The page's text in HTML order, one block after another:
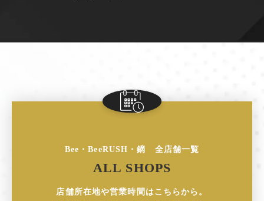
Bee・BeeRUSH・鏑 全店舗一覧
ALL SHOPS
店舗所在地や営業時間はこちらから。